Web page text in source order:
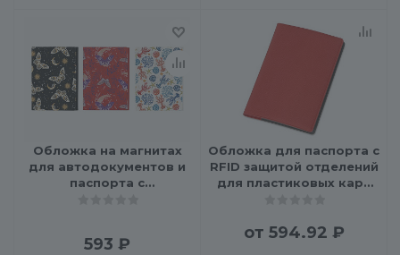
Обложка на магнитах
для автодокументов и
паспорта с
593 ₽
Обложка для паспорта с
RFID защитой отделений
для пластиковых карт
от 594.92 ₽